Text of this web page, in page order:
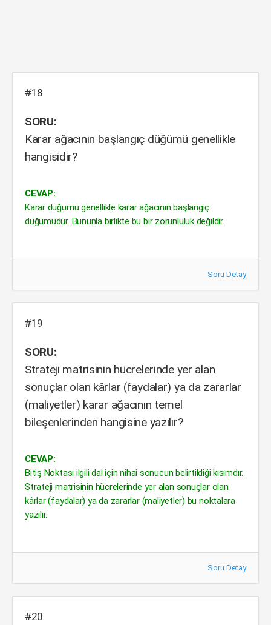
#18
SORU:
Karar ağacının başlangıç düğümü genellikle
hangisidir?
CEVAP:
Karar düğümü genellikle karar ağacının başlangıç
düğümüdür. Bununla birlikte bu bir zorunluluk değildir.
Soru Detay
#19
SORU:
Strateji matrisinin hücrelerinde yer alan
sonuçlar olan kârlar (faydalar) ya da zararlar
(maliyetler) karar ağacının temel
bileşenlerinden hangisine yazılır?
CEVAP:
Bitiş Noktası ilgili dal için nihai sonucun belirtildiği kısımdır.
Strateji matrisinin hücrelerinde yer alan sonuçlar olan
kârlar (faydalar) ya da zararlar (maliyetler) bu noktalara
yazılır.
Soru Detay
#20